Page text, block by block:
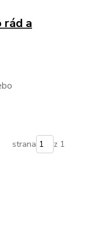
rád a
strana z 1